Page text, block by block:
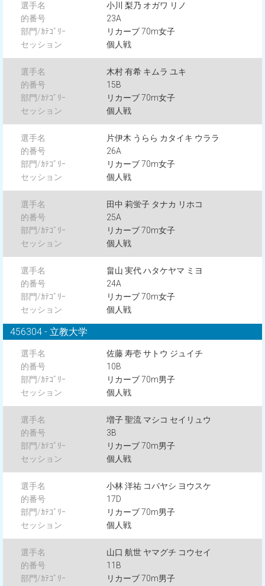
小川 梨乃 オガワ リノ
23A
リカーブ 70m女子
個人戦
木村 有希 キムラ ユキ
15B
リカーブ 70m女子
個人戦
片伊木 うらら カタイキ ウララ
26A
リカーブ 70m女子
個人戦
田中 莉蛍子 タナカ リホコ
25A
リカーブ 70m女子
個人戦
畠山 実代 ハタケヤマ ミヨ
24A
リカーブ 70m女子
個人戦
456304 - 立教大学
佐藤 寿壱 サトウ ジュイチ
10B
リカーブ 70m男子
個人戦
増子 聖流 マシコ セイリュウ
3B
リカーブ 70m男子
個人戦
小林 洋祐 コバヤシ ヨウスケ
17D
リカーブ 70m男子
個人戦
山口 航世 ヤマグチ コウセイ
11B
リカーブ 70m男子